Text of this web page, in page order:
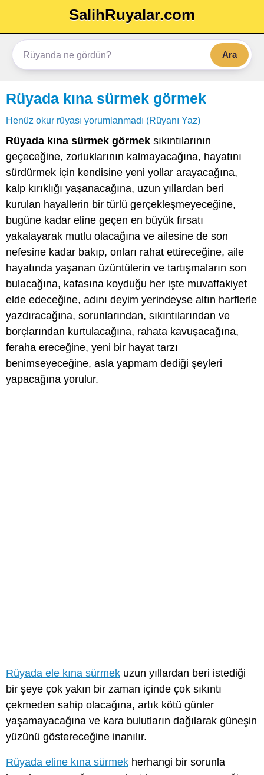
SalihRuyalar.com
Ara
Rüyada kına sürmek görmek
Henüz okur rüyası yorumlanmadı (Rüyanı Yaz)
Rüyada kına sürmek görmek sıkıntılarının
geçeceğine, zorluklarının kalmayacağına, hayatını
sürdürmek için kendisine yeni yollar arayacağına,
kalp kırıklığı yaşanacağına, uzun yıllardan beri
kurulan hayallerin bir türlü gerçekleşmeyeceğine,
bugüne kadar eline geçen en büyük fırsatı
yakalayarak mutlu olacağına ve ailesine de son
nefesine kadar bakıp, onları rahat ettireceğine, aile
hayatında yaşanan üzüntülerin ve tartışmaların son
bulacağına, kafasına koyduğu her işte muvaffakiyet
elde edeceğine, adını deyim yerindeyse altın harflerle
yazdıracağına, sorunlarından, sıkıntılarından ve
borçlarından kurtulacağına, rahata kavuşacağına,
feraha ereceğine, yeni bir hayat tarzı
benimseyeceğine, asla yapmam dediği şeyleri
yapacağına yorulur.
Rüyada ele kına sürmek uzun yıllardan beri istediği
bir şeye çok yakın bir zaman içinde çok sıkıntı
çekmeden sahip olacağına, artık kötü günler
yaşamayacağına ve kara bulutların dağılarak güneşin
yüzünü göstereceğine inanılır.
Rüyada eline kına sürmek herhangi bir sorunla